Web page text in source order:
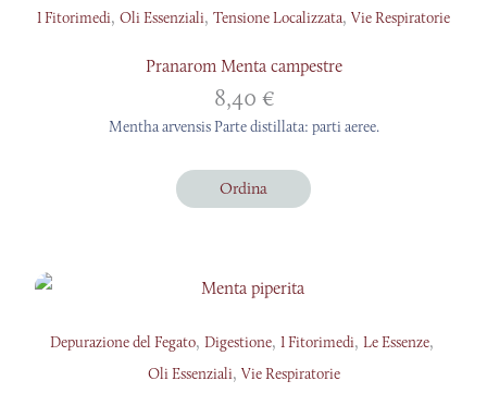
I Fitorimedi, Oli Essenziali, Tensione Localizzata, Vie Respiratorie
Pranarom Menta campestre
8,40 €
Mentha arvensis Parte distillata: parti aeree.
Ordina
Depurazione del Fegato, Digestione, I Fitorimedi, Le Essenze,
Oli Essenziali, Vie Respiratorie